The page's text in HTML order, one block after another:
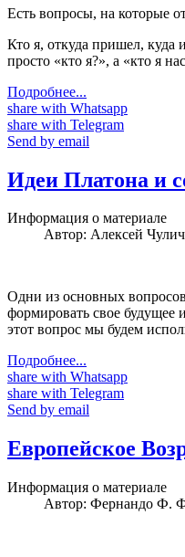
Есть вопросы, на которые
Кто я, откуда пришел, куда
просто «кто я?», а «кто я
Подробнее...
share with Whatsapp
share with Telegram
Send by email
Идеи Платона и
Информация о материале
Автор: Алексей
Одни из основных
формировать свое будущее
этот вопрос мы будем
Подробнее...
share with Whatsapp
share with Telegram
Send by email
Европейское
Информация о материале
Автор: Фернандо Ф.